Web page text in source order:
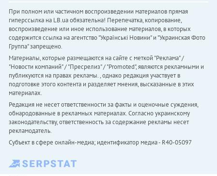
При полном или частичном воспроизведении материалов прямая
гиперссылка на LB.ua обязательна! Перепечатка, копирование,
воспроизведение или иное использование материалов, в которых
содержится ссылка на агентство "Українськi Новини" и "Украинская Фото
Группа" запрещено.
Материалы, которые размещаются на сайте с меткой "Реклама" /
"Новости компаний" / "Пресрелиз" / "Promoted", являются рекламными и
публикуются на правах рекламы. , однако редакция участвует в
подготовке этого контента и разделяет мнения, высказанные в этих
материалах.
Редакция не несет ответственности за факты и оценочные суждения,
обнародованные в рекламных материалах. Согласно украинскому
законодательству, ответственность за содержание рекламы несет
рекламодатель.
Субъект в сфере онлайн-медиа; идентификатор медиа - R40-05097